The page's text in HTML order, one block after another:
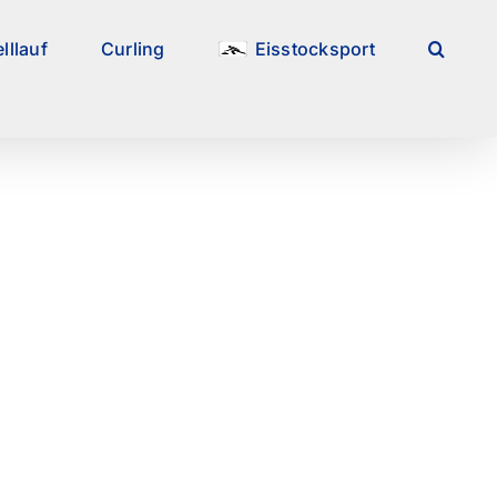
Curling Eisstocksport